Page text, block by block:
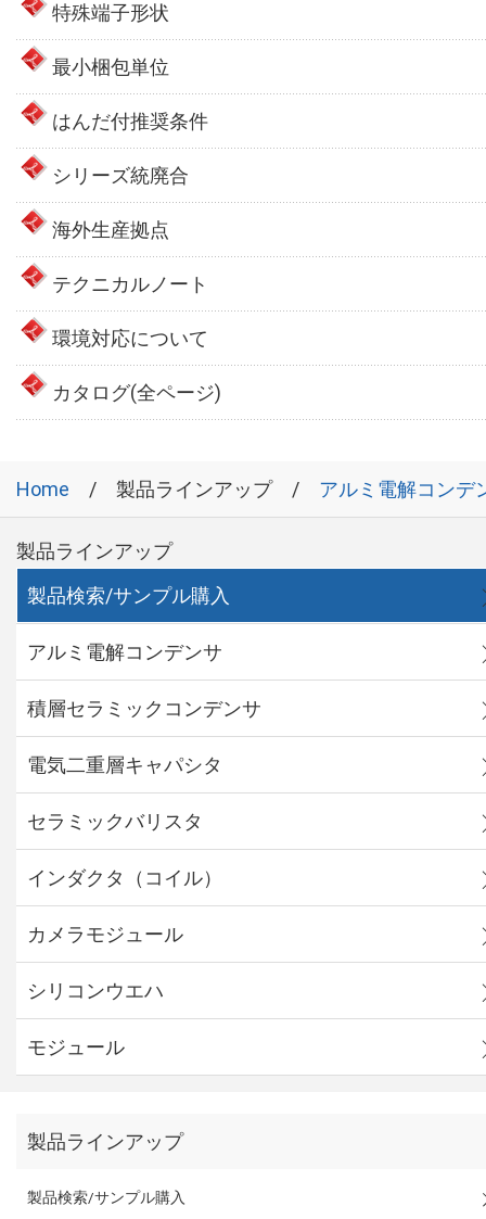
特殊端子形状
最小梱包単位
はんだ付推奨条件
シリーズ統廃合
海外生産拠点
テクニカルノート
環境対応について
カタログ(全ページ)
Home 製品ラインアップ アルミ電解コンデ
製品ラインアップ
製品検索/サンプル購入
アルミ電解コンデンサ
積層セラミックコンデンサ
電気二重層キャパシタ
セラミックバリスタ
インダクタ（コイル）
カメラモジュール
シリコンウエハ
モジュール
製品ラインアップ
製品検索/サンプル購入